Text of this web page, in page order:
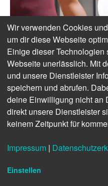
Wir verwenden Cookies
um dir diese Webseite
Einige dieser
Webseite unerlässlich. Mit
und unsere Dienstleister
speichern und abrufen.
deine Einwilligung nicht an
direkt unsere Dienstleister
keinem Zeitpunkt für
Impressum |
Einstellen